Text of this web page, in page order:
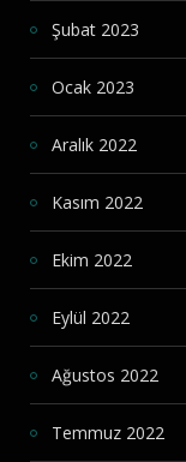
Şubat 2023
Ocak 2023
Aralık 2022
Kasım 2022
Ekim 2022
Eylül 2022
Ağustos 2022
Temmuz 2022